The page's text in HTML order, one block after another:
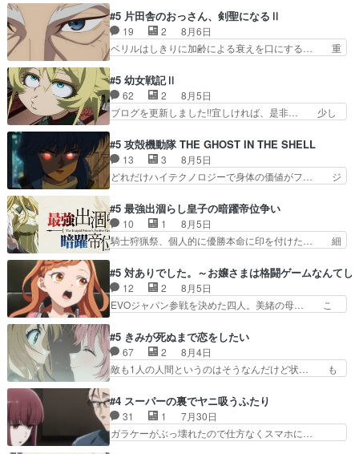
す隼人を見てなぜか不安に… 無理なダイエットは
禁物だけど、なかなか結… 「これからもお手入
れ、がんばりゅ」ありが…
鈴奈（@0suzuna0）が【マリー… 村ごと乗っ取
られてたら流石に気付かないか… 《漫画版少し読
んだことある》エリックとゴ… ロックは敵に容赦
無くブスっといくから気持… 勇者パーティー再結
構エグいことするよな… ねぇ猫耳ガール、敵の根
城に乗り込む事を同… 世もや替えが利くと復活P
とは？！もう来週…
#5 片田舎のおっさん、剣聖になるⅡ
19 2
8月6日
ベリルはしきりに加齢による衰えを口にする… 重
んじゃないですか。魔物の群を発見した… アマプ
ラにて視聴終わり！サーベルボア討伐… を言い訳
にしたくないものですねwボア狩り… 先生として
のベリルが好きだけど、今回みた… 4人だけでサ
ーベルボアが暴れてると聞い… ちょっと年齢の事
を言いすぎとゆーか言い訳… ベリルの母もやはり
只者じゃなかったかベリ…
#5 幼女戦記Ⅱ
62 2
8月5日
ブログを更新しました!!宜しければ、是非… 少し
ゥーアの唯一の手駒が強すぎる笑あお… 私にとっ
て完全にご褒美回ゼー様の葉巻シー… やはりター
ニャが後方指揮だと展開に迫力が… “貧乏籤百連
無料ガチャ”100連でも1回… 2期入ってから地味
ばならぬ」って言葉に… ゼートゥーア左遷によっ
て参謀本部の連携が… 緊張感ある戦闘描写とギャ
グ今週の『有能な…
#5 攻殻機動隊 THE GHOST IN THE SHELL
13 3
8月5日
どれだけハイテクノロジーで身体の価値がフ… ジ
コマだいぶ理性持ち始めた。この世界の… 原作読
んだのもう何年も前なのに、覚えてる… コイルの
汚職を突き止めるべくバトーの指導… やまとん1
号はどこの部分で使うのだろう？… 日本とロシア
primevideoで視聴しまし… 前回同様『イノセン
ス』を含む押井・神山版… 第５話「EPISODEラ
ストの母親の気持…
#5 最強出涸らし皇子の暗躍帝位争い
10 1
8月5日
騎士狩猟祭、個人的に優勝本命に印を付けた… 細
ナがチートすぎる笑アルは最初から自分… プラネ
ット・ウィズ展開アツいな「騎士狩猟… 麦茶どこ
ろかタイトル通り麦茶の出涸らしぐ… 第５話を
ABEMAで視聴しました。視聴に… 復讐に燃える
が“萌え”なのでこの娘が皇帝… ウサギ好きそうな
王女殿下がかわいい。幼馴… ついに始まった狩猟
祭。エルナの活躍で上位…
#5 対ありでした。～お嬢さまは格闘ゲームなんてし
12 2
8月5日
EVOジャパン参戦を決めた四人。美緒の母… こ
目は気品溢れてるのに中身は…美緒ママ… テー
マ：格ゲー大会に行くには？感想は、美… 大会を
前に格ゲー熱が高まる一方、百合の本… 東京で開
催される格ゲー大会に参加すること… Japanに向
めに東京へ!/でも観光よ… 旅の支度全部やってく
れる先輩、なんだかん… 第５話をｄアニメストア
で視聴しました。視…
#5 きみが死ぬまで恋をしたい
67 2
8月4日
敵も1人の人間というのはそうなんだけど状… も
を人間に戻して欲しいでも自分達が代わ… ご視聴
ありがとうございました見るたびに切… 誰かと思
ったらちゅー先輩か。しれっと相方… 第５話感
想：コ□した相手にも家族や…､戦… つらい回
#4 スーパーの裏でヤニ吸うふたり
31 1
7月30日
ガラケーがぶっ壊れたので仕方なくスマホに…